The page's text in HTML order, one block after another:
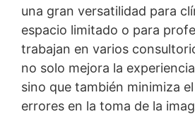
una gran versatilidad para
espacio limitado o para
trabajan en varios
no solo mejora la
sino que también minimiza
errores en la toma de la